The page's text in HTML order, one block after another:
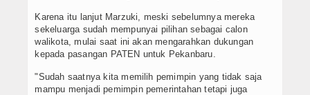
Karena itu lanjut Marzuki, meski sebelumnya mereka
sekeluarga sudah mempunyai pilihan sebagai calon
walikota, mulai saat ini akan mengarahkan dukungan
kepada pasangan PATEN untuk Pekanbaru.
"Sudah saatnya kita memilih pemimpin yang tidak saja
mampu menjadi pemimpin pemerintahan tetapi juga